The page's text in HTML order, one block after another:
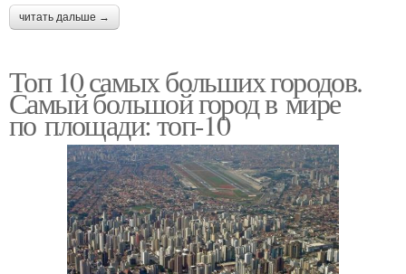
читать дальше →
Топ 10 самых больших городов.
Самый большой город в мире
по площади: топ-10